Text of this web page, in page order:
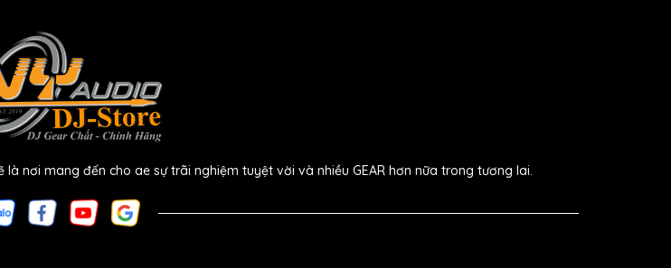
đến mọi nơi.
Microphone:
nơi mang đến cho ae sự trãi nghiệm tuyệt vời và nhiều GEAR hơn nữa trong tương lai.